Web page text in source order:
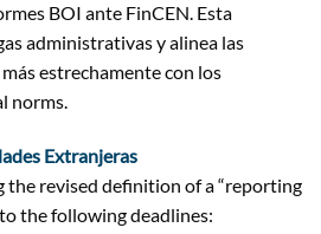
BOI ante FinCEN. Esta
administrativas y alinea las
estrechamente con los
norms.
Extranjeras
the revised definition of a “reporting
the following deadlines: